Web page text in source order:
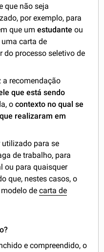
que não seja
por exemplo, para
que umestudante ou
carta de
do processo seletivo de
a recomendação
que está sendo
ocontexto no qual se
realizaram em
utilizado para se
de trabalho, para
ou para quaisquer
que, nestes casos, o
modelo decarta de
e compreendido, o